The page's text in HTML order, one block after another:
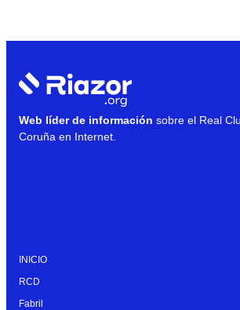
Web líder de información sobre el Real
Coruña en Internet.
INICIO
RCD
Fabril